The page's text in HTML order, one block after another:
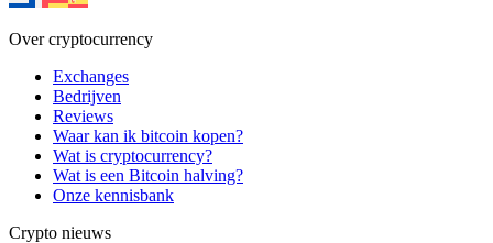
Over cryptocurrency
Exchanges
Bedrijven
Reviews
Waar kan ik bitcoin kopen?
Wat is cryptocurrency?
Wat is een Bitcoin halving?
Onze kennisbank
Crypto nieuws